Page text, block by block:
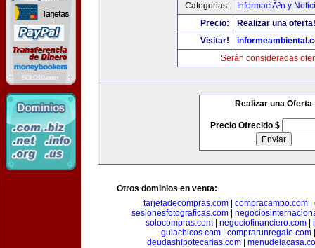
Categorias:
InformaciÃ³n y
Precio:
Realizar una oferta!
Visitar!
Serán consideradas
Realizar una Oferta
Precio Ofrecido $
Otros dominios en venta:
tarjetadecompras.com
compracampo.com
sesionesfotograficas.com
solocompras.com| negociofinanciero.com|
guiachicos.com
comprarunregalo.com
deudashipotecarias.com|